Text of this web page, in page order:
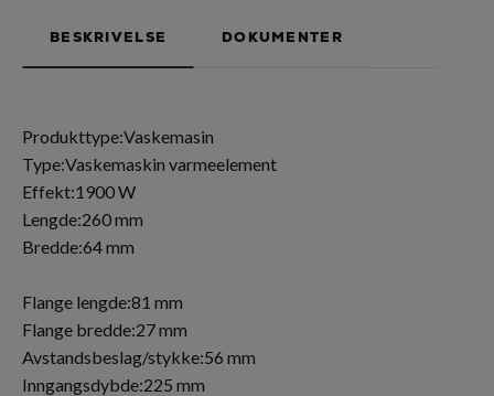
BESKRIVELSE DOKUMENTER
Produkttype:Vaskemasin
Type:Vaskemaskin varmeelement
Effekt:1900 W
Lengde:260 mm
Bredde:64 mm
Flange lengde:81 mm
Flange bredde:27 mm
Avstandsbeslag/stykke:56 mm
Inngangsdybde:225 mm